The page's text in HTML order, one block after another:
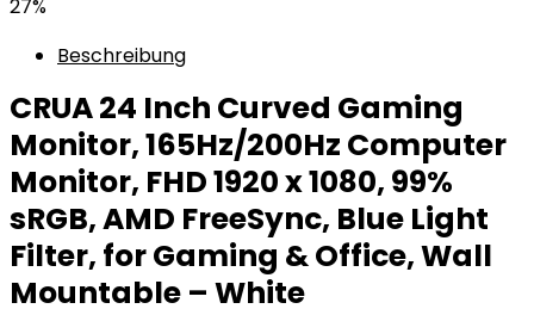
27%
Beschreibung
CRUA 24 Inch Curved Gaming
Monitor, 165Hz/200Hz Computer
Monitor, FHD 1920 x 1080, 99%
sRGB, AMD FreeSync, Blue Light
Filter, for Gaming & Office, Wall
Mountable – White